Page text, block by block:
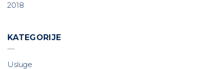
2018
KATEGORIJE
Usluge